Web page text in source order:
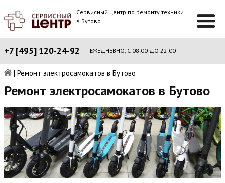
Сервисный центр по ремонту техники
в Бутово
+7 [495] 120-24-92 ЕЖЕДНЕВНО, С 08:00 ДО 22:00
| Ремонт электросамокатов в Бутово
Ремонт электросамокатов в Бутово